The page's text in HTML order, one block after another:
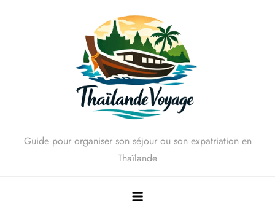
Guide pour organiser son séjour ou son expatriation en
Thaïlande